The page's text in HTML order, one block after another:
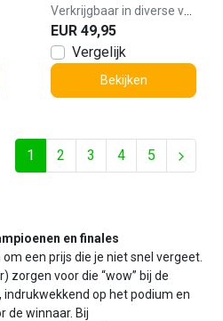
EUR 49,95
Vergelijk
Bekijken
1 2 3 4 5
en finales
een prijs die je niet snel vergeet.
zorgen voor die “wow” bij de
indrukwekkend op het podium en
de winnaar. Bij